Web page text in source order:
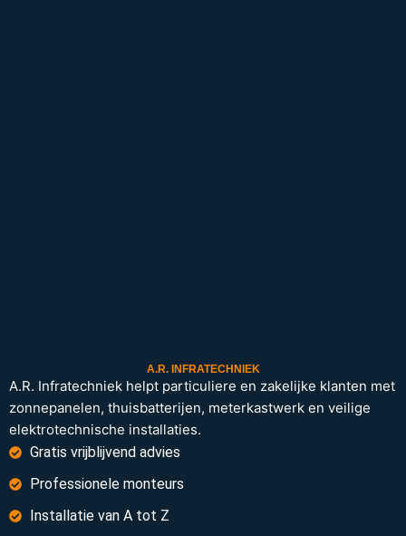
A.R. INFRATECHNIEK
A.R. Infratechniek helpt particuliere en zakelijke klanten met
zonnepanelen, thuisbatterijen, meterkastwerk en veilige
elektrotechnische installaties.
Gratis vrijblijvend advies
Professionele monteurs
Installatie van A tot Z